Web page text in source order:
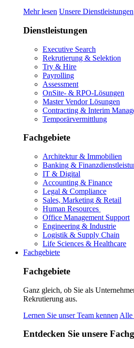
Mehr lesen Unsere Dienstleistungen
Dienstleistungen
Executive Search
Rekrutierung & Selektion
Try & Hire
Payrolling
Assessment
OnSite- & RPO-Lösungen
Master Vendor Lösungen
Contracting & Interim
Temporärvermittlung
Fachgebiete
Architektur & Immobilien
Banking &
IT & Digital
Accounting & Finance
Legal & Compliance
Sales, Marketing & Retail
Human Resources
Office Management Support
Engineering & Industrie
Logistik & Supply Chain
Life Sciences & Healthcare
Fachgebiete
Fachgebiete
Ganz gleich, ob Sie als
Rekrutierung aus.
Lernen Sie unser Team kennen Alle
Entdecken Sie unsere